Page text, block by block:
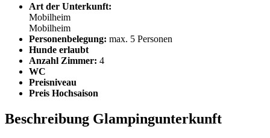
Art der Unterkunft:
Mobilheim
Mobilheim
Personenbelegung: max. 5 Personen
Hunde erlaubt
Anzahl Zimmer: 4
WC
Preisniveau
Preis Hochsaison
Beschreibung Glampingunterkunft